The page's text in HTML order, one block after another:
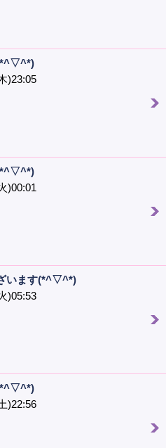
)23:05
)00:01
います(*^▽^*)
)05:53
)22:56